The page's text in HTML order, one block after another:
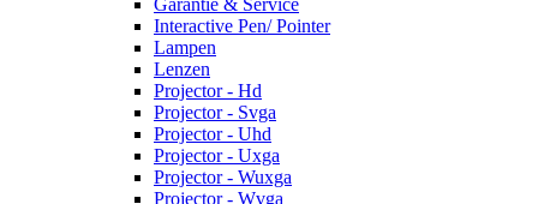
Interactive Pen/ Pointer
Lampen
Lenzen
Projector - Hd
Projector - Svga
Projector - Uhd
Projector - Uxga
Projector - Wuxga
Projector - Wvga